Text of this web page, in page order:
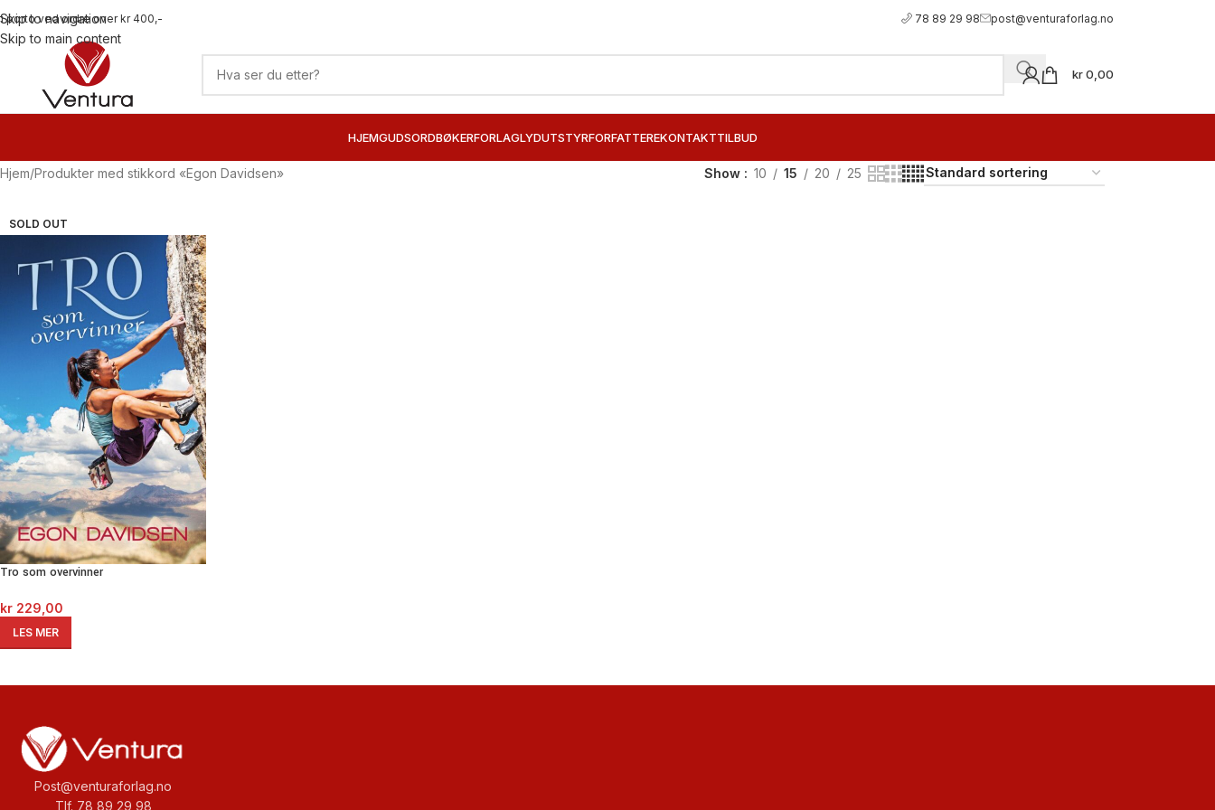
Skip to navigation
Skip to main content
porto ved ordre over kr 400,- 78 89 29 98 post@venturaforlag.no
kr0,00
HJEMGUDSORDBØKERFORLAGLYDUTSTYRFORFATTEREKONTAKTTILBUD
Hjem Produkter med stikkord «Egon Davidsen» Show 10 15 20 25
SOLD OUT
Tro som overvinner
kr 229,00
LES MER
Post@venturaforlag.no
Tlf. 78 89 29 98